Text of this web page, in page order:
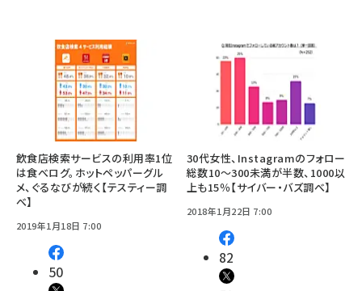
飲食店検索サービスの利用率1位
は食べログ。ホットペッパーグル
メ、ぐるなびが続く【テスティー調
べ】
2019年1月18日 7:00
50
30代女性、Instagramのフォロー
総数10～300未満が半数、1000以
上も15％【サイバー・バズ調べ】
2018年1月22日 7:00
82